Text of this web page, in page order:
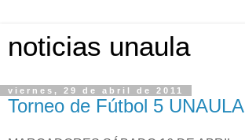
noticias unaula
viernes, 29 de abril de 2011
Torneo de Fútbol 5 UNAULA